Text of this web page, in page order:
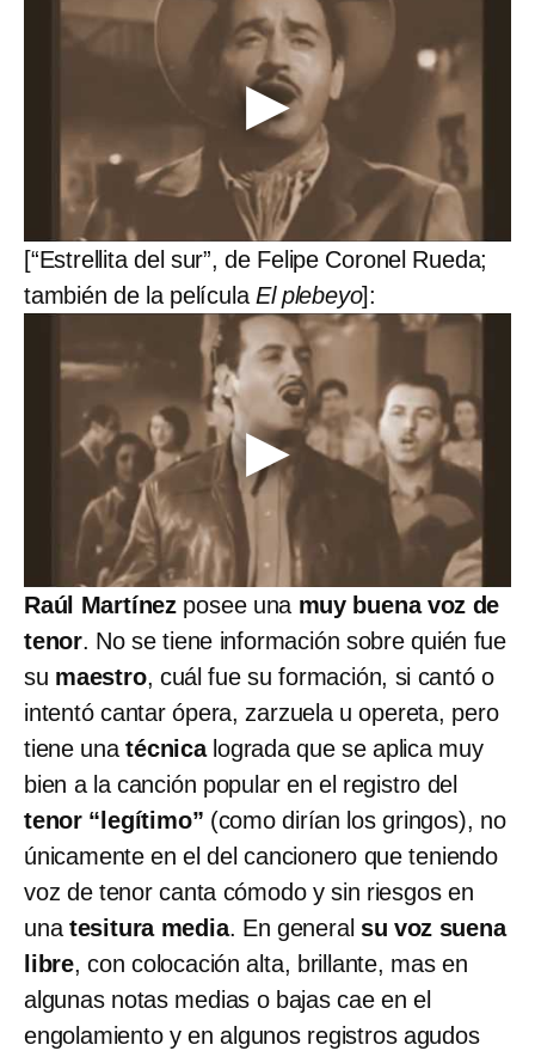
[“Estrellita del sur”, de Felipe Coronel Rueda;
también de la película El plebeyo]:
Raúl Martínez posee una muy buena voz de
tenor. No se tiene información sobre quién fue
su maestro, cuál fue su formación, si cantó o
intentó cantar ópera, zarzuela u opereta, pero
tiene unatécnicalograda que se aplica muy
bien a la canción popular en el registro del
tenor “legítimo” (como dirían los gringos), no
únicamente en el del cancionero que teniendo
voz de tenor canta cómodo y sin riesgos en
unatesitura media. En general su voz suena
libre, con colocación alta, brillante, mas en
algunas notas medias o bajas cae en el
engolamiento y en algunos registros agudos